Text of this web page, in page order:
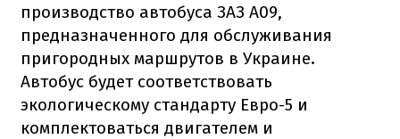
производство автобуса ЗАЗ А09,
предназначенного для обслуживания
пригородных маршрутов в Украине.
Автобус будет соответствовать
экологическому стандарту Евро-5 и
комплектоваться двигателем и